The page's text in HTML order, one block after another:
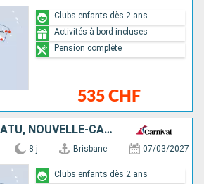
535 CHF
Clubs enfants dès 2 ans
Activités à bord incluses
Pension complète
AUSTRALIE, VANUATU, NOUVELLE-CALÉDONIE
8 j Brisbane 07/03/2027
Clubs enfants dès 2 ans